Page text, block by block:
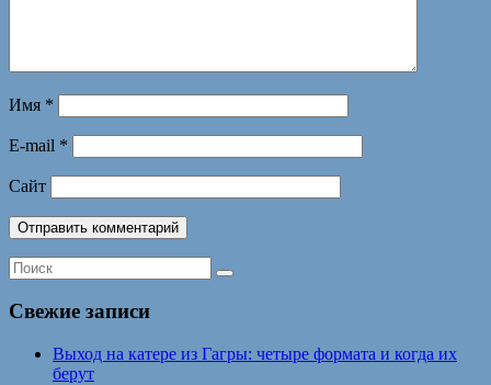
Имя *
E-mail *
Сайт
Свежие записи
Выход на катере из Гагры: четыре формата и когда их
берут